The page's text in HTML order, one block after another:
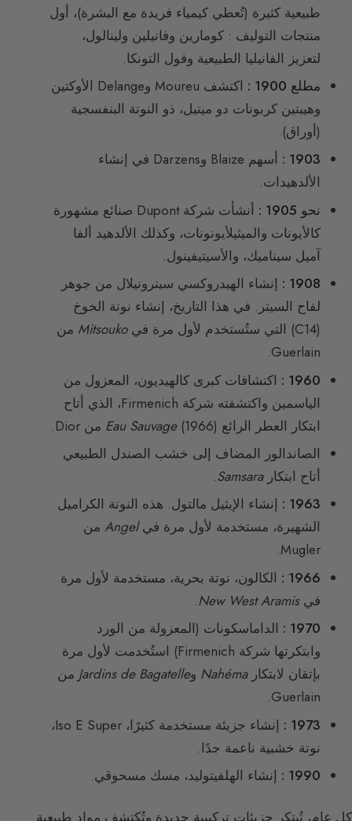
طبيعية كثيرة (تُعطي كيمياء فريدة مع البشرة)، أول
منتجات التوليف : كومارين وفانيلين ولينالول،
لتعزيز الفانيليا الطبيعية وفول التونكا.
مطلع 1900 :
اكتشف Moureu وDelange الأوكتين
وهيبتين كربونات دو ميتيل، ذو النوتة البنفسجية
(أوراق).
1903 :
أسهم Blaize وDarzens في إنشاء
الألدهيدات.
نحو 1905 :
أنشأت شركة Dupont صنائع مشهورة
كالأيونات والميثيلأيونونات، وكذلك الألدهيد ألفا
آميل سيناميك، والأسيتيفينول.
1908 :
إنشاء الهيدروكسي سيترونيلال من جوهر
لفاح السيتر. في هذا التاريخ، إنشاء نوتة الخوخ
(C14) التي ستُستخدم لأول مرة في
Mitsouko من
Guerlain.
1960 :
اكتشافات كبرى كالهيديون، المعزول من
الياسمين واكتشفته شركة Firmenich، الذي أتاح
ابتكار العطر الرائع
Eau Sauvage(1966) من Dior.
الصاندالور المضاف إلى خشب الصندل الطبيعي
أتاح ابتكارSamsara
.
1963 :
إنشاء الإيثيل مالتول. هذه النوتة الكراميل
الشهيرة، مستخدمة لأول مرة فيAngel من
Mugler.
1966 :
الكالون، نوتة بحرية، مستخدمة لأول مرة
فيNew West Aramis
.
1970 :
الداماسكونات (المعزولة من الورد
وابتكرتها شركة Firmenich) استُخدمت لأول مرة
بإتقان لابتكارNahéma وJardins de Bagatelle من
Guerlain.
1973 :
إنشاء جزيئة مستخدمة كثيرًا، Iso E Super،
نوتة خشبية ناعمة جدًا.
1990 :
إنشاء الهلفيتوليد، مسك مسحوقي.
كل عام، تُبتكر جزيئات تركيبية جديدة وتُكتشف مواد طبيعية